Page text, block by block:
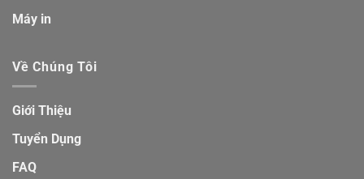
Máy in
Về Chúng Tôi
Giới Thiệu
Tuyển Dụng
FAQ